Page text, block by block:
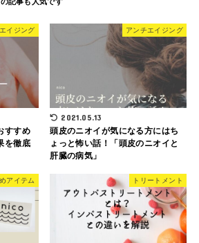
イジング
すすめ
を徹底
アンチエイジング
2021.05.13
頭皮のニオイが気になる方にはち
ょっと怖い話！「頭皮のニオイと
肝臓の病気」
アイテム トリートメント